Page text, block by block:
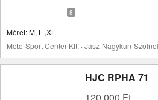
Méret: M, L ,XL
HJC RPHA 71